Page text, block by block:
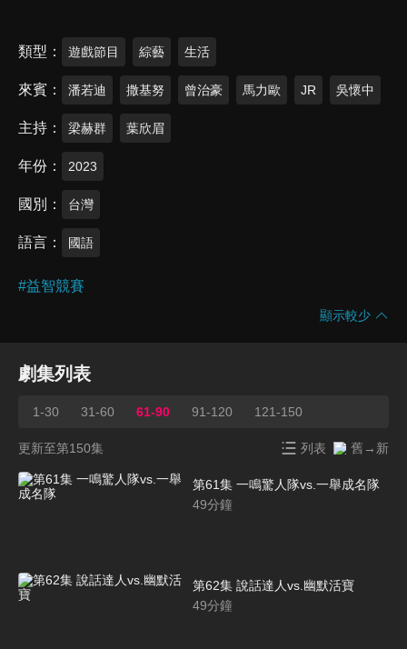
類型 遊戲節目 綜藝 生活
來賓 潘若迪 撒基努 曾治豪 馬力歐 JR 吳懷中
主持 梁赫群 葉欣眉
年份 2023
國別 台灣
語言 國語
#益智競賽
顯示較少
劇集列表
1-30 31-60 61-90 91-120 121-150
更新至第150集 列表 舊→新
第61集 一鳴驚人隊vs.一舉成名隊
49分鐘
第62集 說話達人vs.幽默活寶
49分鐘